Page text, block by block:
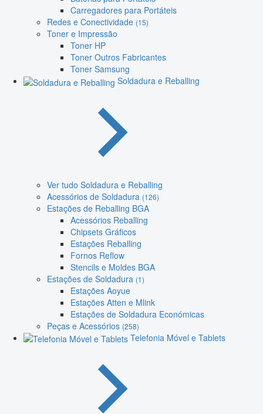
Carregadores para Portáteis
Redes e Conectividade (15)
Toner e Impressão
Toner HP
Toner Outros Fabricantes
Toner Samsung
Soldadura e Reballing
Ver tudo Soldadura e Reballing
Acessórios de Soldadura (126)
Estações de Reballing BGA
Acessórios Reballing
Chipsets Gráficos
Estações Reballing
Fornos Reflow
Stencils e Moldes BGA
Estações de Soldadura (1)
Estações Aoyue
Estações Atten e Mlink
Estações de Soldadura Económicas
Peças e Acessórios (258)
Telefonia Móvel e Tablets